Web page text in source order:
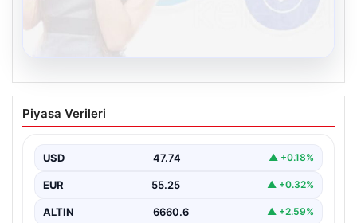
Kelebek.Org İle Dijital İletişimin Güvenli
Adresi Ve Muhabbet Deneyimi
oluşturması ciddi bir hassasiyet barındırmaktadır.
Günümüzde birçok…
Piyasa Verileri
USD 47.74 ▲ +0.18%
EUR 55.25 ▲ +0.32%
ALTIN 6660.6 ▲ +2.59%